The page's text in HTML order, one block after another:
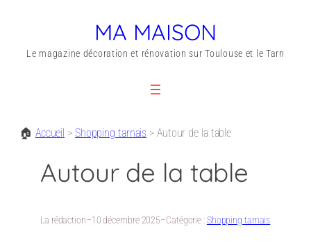
MA MAISON
Le magazine décoration et rénovation sur Toulouse et le Tarn
🏠 Accueil > Shopping tarnais > Autour de la table
Autour de la table
La rédaction–10 décembre 2025–Catégorie :Shopping tarnais